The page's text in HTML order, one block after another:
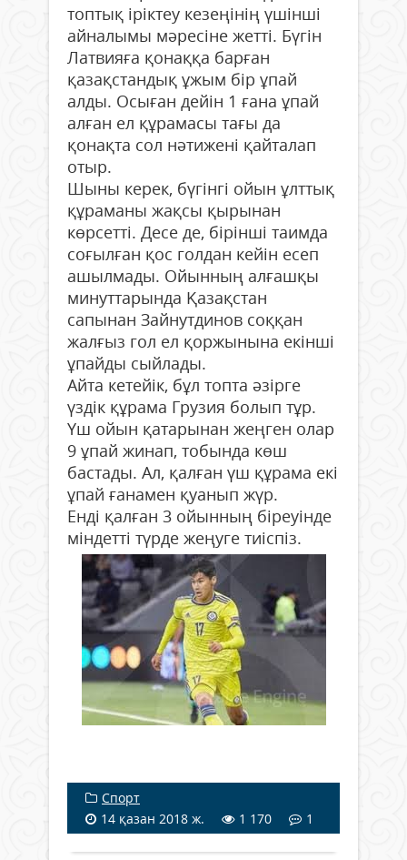
топтық іріктеу кезеңінің үшінші
айналымы мәресіне жетті. Бүгін
Латвияға қонаққа барған
қазақстандық ұжым бір ұпай
алды. Осыған дейін 1 ғана ұпай
алған ел құрамасы тағы да
қонақта сол нәтижені қайталап
отыр.
Шыны керек, бүгінгі ойын ұлттық
құраманы жақсы қырынан
көрсетті. Десе де, бірінші таимда
соғылған қос голдан кейін есеп
ашылмады. Ойынның алғашқы
минуттарында Қазақстан
сапынан Зайнутдинов соққан
жалғыз гол ел қоржынына екінші
ұпайды сыйлады.
Айта кетейік, бұл топта әзірге
үздік құрама Грузия болып тұр.
Үш ойын қатарынан жеңген олар
9 ұпай жинап, тобында көш
бастады. Ал, қалған үш құрама екі
ұпай ғанамен қуанып жүр.
Енді қалған 3 ойынның біреуінде
міндетті түрде жеңуге тиіспіз.
Спорт
14 қазан 2018 ж.
1 170 1